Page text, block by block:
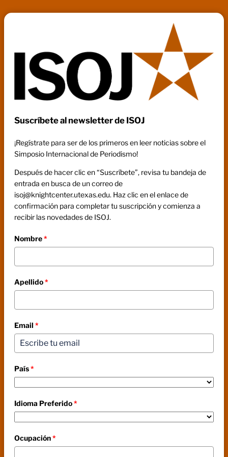
Suscríbete al newsletter de ISOJ
¡Regístrate para ser de los primeros en leer noticias sobre el
Simposio Internacional de Periodismo!
Después de hacer clic en “Suscríbete”, revisa tu bandeja de
entrada en busca de un correo de
isoj@knightcenter.utexas.edu. Haz clic en el enlace de
confirmación para completar tu suscripción y comienza a
recibir las novedades de ISOJ.
Nombre*
Apellido*
Email *
País*
Idioma Preferido*
Ocupación*